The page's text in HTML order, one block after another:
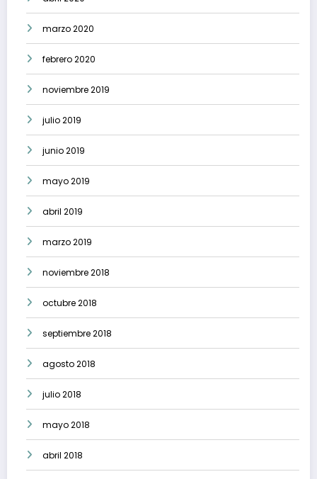
marzo 2020
febrero 2020
noviembre 2019
julio 2019
junio 2019
mayo 2019
abril 2019
marzo 2019
noviembre 2018
octubre 2018
septiembre 2018
agosto 2018
julio 2018
mayo 2018
abril 2018